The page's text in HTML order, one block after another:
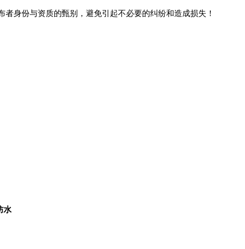
身份与资质的甄别，避免引起不必要的纠纷和造成损失！
水